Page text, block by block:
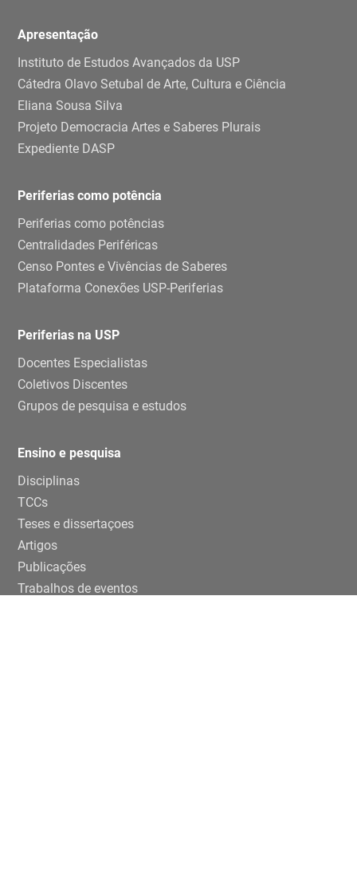
Apresentação
Instituto de Estudos Avançados da USP
Cátedra Olavo Setubal de Arte, Cultura e Ciência
Eliana Sousa Silva
Projeto Democracia Artes e Saberes Plurais
Expediente DASP
Periferias como potência
Periferias como potências
Centralidades Periféricas
Censo Pontes e Vivências de Saberes
Plataforma Conexões USP-Periferias
Periferias na USP
Docentes Especialistas
Coletivos Discentes
Grupos de pesquisa e estudos
Ensino e pesquisa
Disciplinas
TCCs
Teses e dissertaçoes
Artigos
Publicações
Trabalhos de eventos